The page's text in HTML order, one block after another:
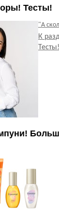
Тесты!
"А
К